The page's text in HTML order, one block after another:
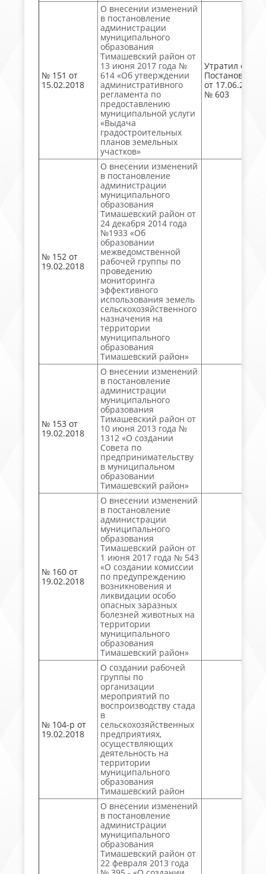
№ 151 от
15.02.2018
О внесении изменений
в постановление
администрации
муниципального
образования
Тимашевский район от
13 июня 2017 года №
614 «Об утверждении
административного
регламента по
предоставлению
муниципальной услуги
«Выдача
градостроительных
планов земельных
участков»
Утратил силу.
от 17.06.2019
№ 603
№ 152 от
19.02.2018
О внесении изменений
в постановление
администрации
муниципального
образования
Тимашевский район от
24 декабря 2014 года
№1933 «Об
образовании
межведомственной
рабочей группы по
проведению
мониторинга
эффективного
использования земель
сельскохозяйственного
назначения на
территории
муниципального
образования
Тимашевский район»
№ 153 от
19.02.2018
О внесении изменений
в постановление
администрации
муниципального
образования
Тимашевский район от
10 июня 2013 года №
1312 «О создании
Совета по
предпринимательству
в муниципальном
образовании
Тимашевский район»
№ 160 от
19.02.2018
О внесении изменений
в постановление
администрации
муниципального
образования
Тимашевский район от
1 июня 2017 года № 543
«О создании комиссии
по предупреждению
возникновения и
ликвидации особо
опасных заразных
болезней животных на
территории
муниципального
образования
Тимашевский район»
№ 104-p от
19.02.2018
О создании рабочей
группы по
организации
мероприятий по
воспроизводству стада
в
сельскохозяйственных
предприятиях,
осуществляющих
деятельность на
территории
муниципального
образования
Тимашевский район
О внесении изменений
в постановление
администрации
муниципального
образования
Тимашевский район от
22 февраля 2013 года